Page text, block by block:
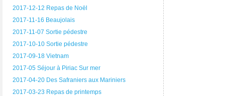
2017-12-12 Repas de Noël
2017-11-16 Beaujolais
2017-11-07 Sortie pédestre
2017-10-10 Sortie pédestre
2017-09-18 Vietnam
2017-05 Séjour à Piriac Sur mer
2017-04-20 Des Safraniers aux Mariniers
2017-03-23 Repas de printemps